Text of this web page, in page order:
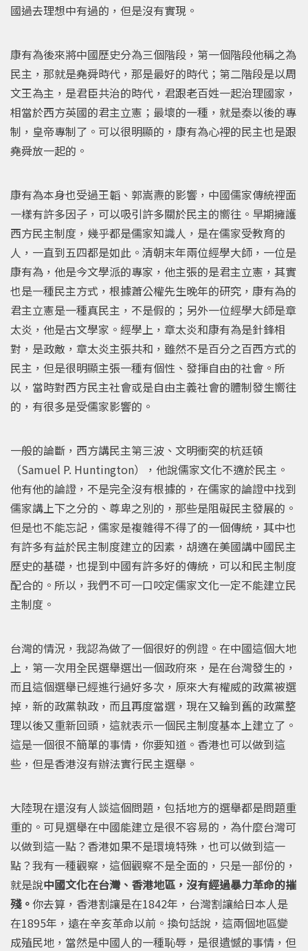
國過去理想中有過的，但是沒有實現。
康有為後來將中國歷史分為三個階段，第一個階段他稱之為
民主，那就是堯舜時代，那是最好的時代；第二階段是以周
文王為主，是君臣共治的時代，君跟老百姓一起治理國家，
相當於西方英國的君主立憲；最壞的一種，就是秦以後的專
制，皇帝專制了。可以很明顯的，康有為心裡的民主也是跟
堯舜放一起的。
康有為本身也受過王韜、郭嵩燾的影響，中國儒家傳統裡面
一樣有許多因子，可以吸引許多關於民主的嚮往。早期擁護
西方民主制度，幾乎都是儒家知識人，是在儒家受教育的
人，一直到五四都是如此。清朝末年兩位經學大師，一位是
康有為，他是今文學派的專家，他主張的是君主立憲，其實
也是一種民主方式，根據蕭公權先生晚年的研究，康有為的
君主立憲是一種真民主，不是假的；另外一位經學大師是章
太炎，他是古文學家。經學上，章太炎和康有為是針鋒相
對，是政敵，章太炎主張共和，雖然不是百分之百西方式的
民主，但是很明顯主張一種有個性、發揮自由的社會。所
以，當時對西方民主社會或是自由主義社會的體制發生嚮往
的，有很多是受儒家影響的。
一般的論斷，西方講民主第三波、文明衝突的杭廷頓
（Samuel P. Huntington），他說儒家文化不適於民主。
他有他的論證，不是完全沒有根據的，在儒家的論證中找到
儒家講上下之分的、尊卑之別的，那些是阻礙民主發展的。
但是也不能忘記，儒家是複雜得不得了的一個傳統，其中也
有許多有益於民主制度建立的因素，胡適在美國講中國民主
歷史的基礎，也提到中國有許多好的傳統，可以和民主制度
配合的。所以，我們不可一口咬定儒家文化一定不能建立民
主制度。
台灣的情況，我認為做了一個很好的例證。在中國這個大地
上，第一次用全民選舉選出一個政府來，是在台灣發生的，
而且這個選舉已經進行過好多次，原來大有權威的政黨被選
掉，新的政黨執政，而且再度當選，現在又輪到舊的政黨整
理以後又重新回頭，這就表示一個民主制度基本上建立了。
這是一個很不簡單的事情，你要知道。香港也可以做到這
些，但是香港沒有辦法實行民主選舉。
大陸現在還沒有人談這個問題，包括地方的選舉都是問題重
重的。可見選舉在中國能建立是很不容易的，為什麼台灣可
以做到這一點？香港如果不是環境特殊，也可以做到這一
點？我有一種觀察，這個觀察不是全面的，只是一部份的，
就是說中國文化在台灣、香港地區，沒有經過暴力革命的摧
殘。你去算，香港割讓是在1842年，台灣割讓給日本人是
在1895年，遠在辛亥革命以前。換句話說，這兩個地區變
成殖民地，當然是中國人的一種恥辱，是很遺憾的事情，但